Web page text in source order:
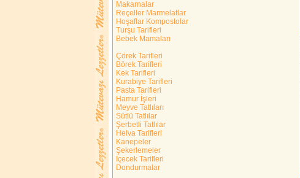
Makarnalar
Reçeller Marmelatlar
Hoşaflar Kompostolar
Turşu Tarifleri
Bebek Mamaları
Çörek Tarifleri
Börek Tarifleri
Kek Tarifleri
Kurabiye Tarifleri
Pasta Tarifleri
Hamur İşleri
Meyve Tatlıları
Sütlü Tatlılar
Şerbetli Tatlılar
Helva Tarifleri
Kanepeler
Şekerlemeler
İçecek Tarifleri
Dondurmalar